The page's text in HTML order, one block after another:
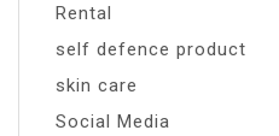
Rental
self defence product
skin care
Social Media